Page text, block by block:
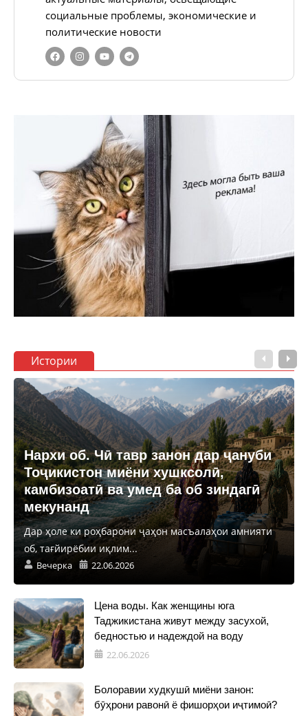
социальные проблемы, экономические и
политические новости
Истории
Нархи об. Чӣ тавр занон дар ҷануби
Тоҷикистон миёни хушксолӣ,
камбизоатӣ ва умед ба об зиндагӣ
мекунанд
Дар ҳоле ки роҳбарони ҷаҳон масъалаҳои амнияти
об, тағйирёбии иқлим...
Вечерка 22.06.2026
Цена воды. Как женщины юга
Таджикистана живут между засухой,
бедностью и надеждой на воду
22.06.2026
Болоравии худкушӣ миёни занон:
бӯҳрони равонӣ ё фишорҳои иҷтимоӣ?